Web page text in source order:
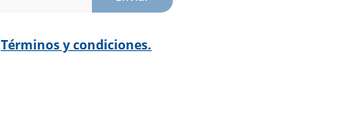
Términos y condiciones.